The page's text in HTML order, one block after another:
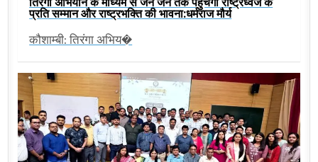
प्रति सम्मान और राष्ट्रभक्ति की भावना:धर्मराज मौर्य
कौशाम्बी: तिरंगा अभिय�